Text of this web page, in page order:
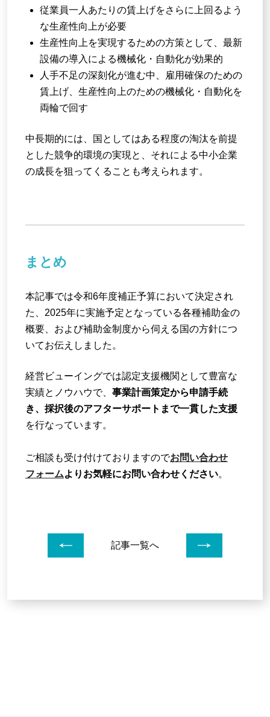
従業員一人あたりの賃上げをさらに上回るよう
な生産性向上が必要
生産性向上を実現するための方策として、最新
設備の導入による機械化・自動化が効果的
人手不足の深刻化が進む中、雇用確保のための
賃上げ、生産性向上のための機械化・自動化を
両輪で回す
中長期的には、国としてはある程度の淘汰を前提
とした競争的環境の実現と、それによる中小企業
の成長を狙ってくることも考えられます。
まとめ
本記事では令和6年度補正予算において決定され
た、2025年に実施予定となっている各種補助金の
概要、および補助金制度から伺える国の方針につ
いてお伝えしました。
経営ビューイングでは認定支援機関として豊富な
実績とノウハウで、 事業計画策定から申請手続
き、採択後のアフターサポートまで一貫した支援
を行なっています。
ご相談も受け付けておりますのでお問い合わせ
フォームよりお気軽にお問い合わせください。
前のページへ
記事一覧へ